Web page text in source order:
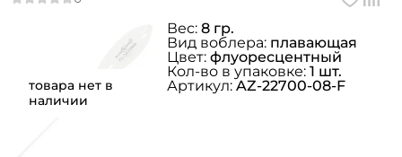
товара нет в
наличии
Вес: 8 гр.
Вид воблера: плавающая
Цвет: флуоресцентный
Кол-во в упаковке: 1 шт.
Артикул:AZ-22700-08-F